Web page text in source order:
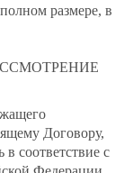
размере, в
Договору,
в соответствие с